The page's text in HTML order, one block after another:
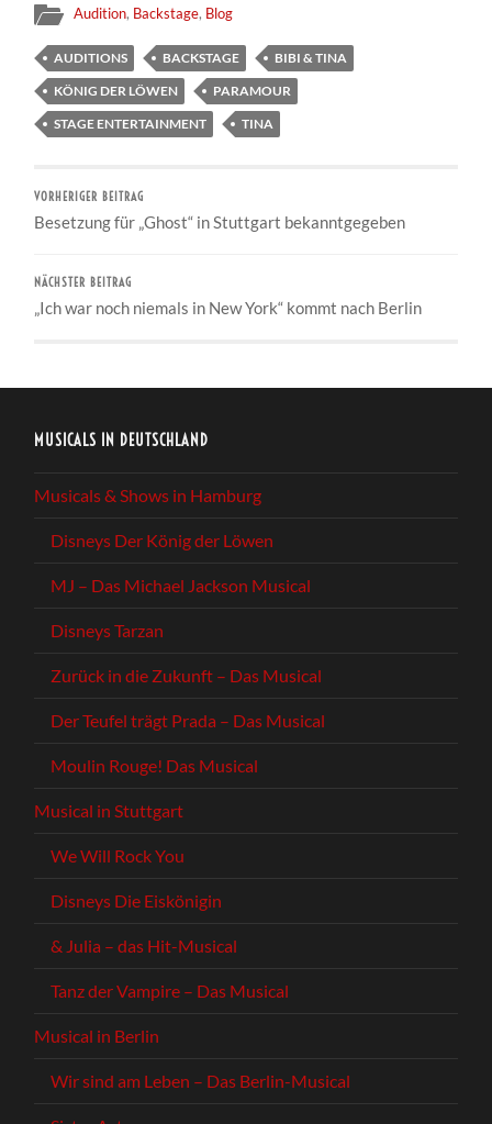
Audition, Backstage, Blog
AUDITIONS BACKSTAGE
BIBI & TINA
KÖNIG DER LÖWEN
PARAMOUR
STAGE ENTERTAINMENT
TINA
VORHERIGER BEITRAG
Besetzung für „Ghost“ in Stuttgart bekanntgegeben
NÄCHSTER BEITRAG
„Ich war noch niemals in New York“ kommt nach Berlin
MUSICALS IN DEUTSCHLAND
Musicals & Shows in Hamburg
Disneys Der König der Löwen
MJ – Das Michael Jackson Musical
Disneys Tarzan
Zurück in die Zukunft – Das Musical
Der Teufel trägt Prada – Das Musical
Moulin Rouge! Das Musical
Musical in Stuttgart
We Will Rock You
Disneys Die Eiskönigin
& Julia – das Hit-Musical
Tanz der Vampire – Das Musical
Musical in Berlin
Wir sind am Leben – Das Berlin-Musical